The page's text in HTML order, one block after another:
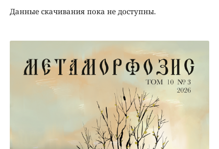
Данные скачивания пока не доступны.